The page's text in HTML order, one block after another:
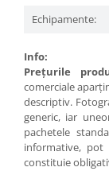
Echipamente:
Info:
Preţurile
comerciale
descriptiv.
generic, iar
pachetele
informative,
constituie